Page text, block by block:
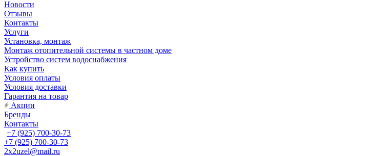
Новости
Отзывы
Контакты
Услуги
Установка, монтаж
Монтаж отопительной системы в частном доме
Устройство систем водоснабжения
Как купить
Условия оплаты
Условия доставки
Гарантия на товар
Акции
Бренды
Контакты
+7 (925) 700-30-73
+7 (925) 700-30-73
2x2uzel@mail.ru